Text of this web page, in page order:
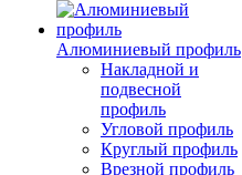
Алюминиевый профиль
Накладной и
подвесной
профиль
Угловой профиль
Круглый профиль
Врезной профиль